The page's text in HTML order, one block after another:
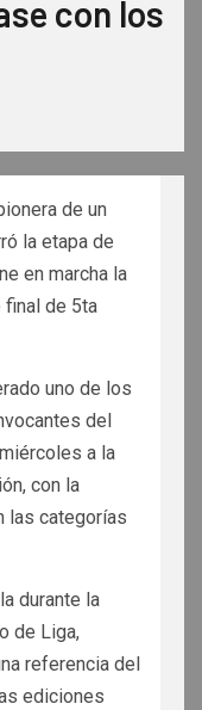
con los
de un
la etapa de
en marcha la
final de 5ta
uno de los
del
a la
con la
las categorías
durante la
de Liga,
referencia del
ediciones